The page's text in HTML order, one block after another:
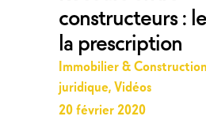
constructeurs :
la prescription
Immobilier & Construction
juridique,Vidéos
20 février 2020